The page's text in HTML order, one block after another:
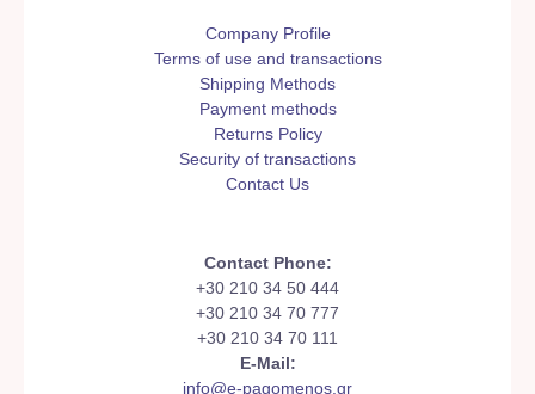
Company Profile
Terms of use and transactions
Shipping Methods
Payment methods
Returns Policy
Security of transactions
Contact Us
Contact Phone:
+30 210 34 50 444
+30 210 34 70 777
+30 210 34 70 111
E-Mail:
info@e-pagomenos.gr